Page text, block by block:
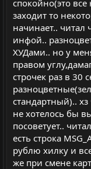
спокойно(это все
заходит то
начинает.. читал
инфой..
ХУДами.. но у
правом
строчек раз в 30
стандартный)..
не хотелось бы
посоветует..
есть строка
рублю хилку и
же при смене